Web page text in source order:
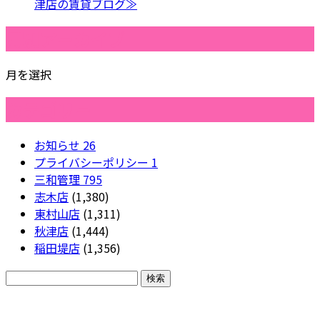
津店の賃貸ブログ≫
月を選択
お知らせ 26
プライバシーポリシー 1
三和管理 795
志木店 (1,380)
東村山店 (1,311)
秋津店 (1,444)
稲田堤店 (1,356)